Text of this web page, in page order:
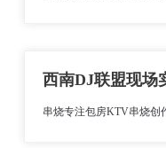
西南DJ联盟现场
串烧专注包房KTV串烧创